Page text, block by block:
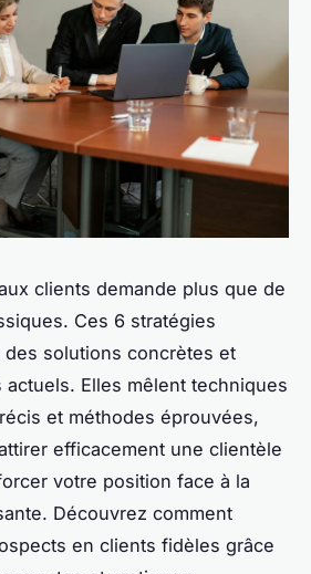
clients demande plus que de
Ces 6 stratégies
solutions concrètes et
Elles mêlent techniques
et méthodes éprouvées,
efficacement une clientèle
votre position face à la
Découvrez comment
en clients fidèles grâce